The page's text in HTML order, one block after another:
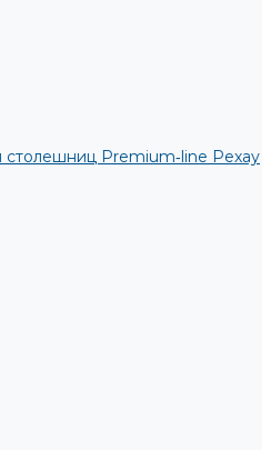
Premium‑line Рехау